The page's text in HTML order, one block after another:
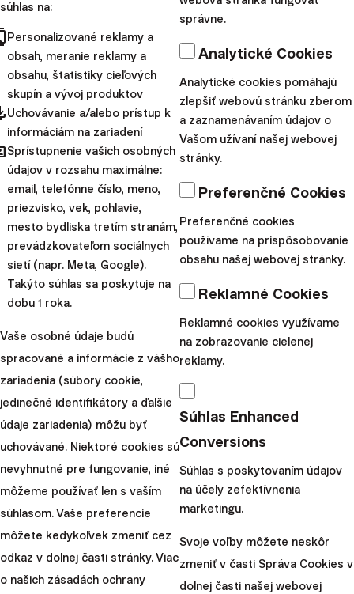
priemyselnej revolúcie a domov prvej uhoľnej
elektrárne zavedenej Thomasom Edisonom, sa stalo
prvou krajinou v G7, ktorá funguje bez uhlia.
V roku 2008 si Spojené kráľovstvo stanovilo prvé
povinné klimatické ciele, no ešte v roku 2012 generovali
britské uhoľné elektrárne takmer 40 % celkovej energie.
Minulý pondelok toto číslo kleslo na 0 %. Výpadok si
kompenzuje predovšetkým generáciou čistej energie. V
priebehu 14 rokov stúpol podiel zelenej energie zo 7 %
na viac než 50 %.
Upozornenie:Tento článok poskytuje
marketingové informácie o produktoch
spoločnosti Finax, o.c.p, a.s. S investovaním sa
minulé výnosy nie sú zárukou
budúcich výnosov.
Spoznajte riziká, ktoré
podstupujete pri investovaní.
Daňové oslobodenia sa vzťahujú výhradne na
rezidentov danej krajiny a môžu sa líšiť v
závislosti od konkrétnych daňových zákonov.
Pozrite si naše prebiehajúce aj ukončené akcie.
súhlas na:
Personalizované reklamy a
obsah, meranie reklamy a
obsahu, štatistiky cieľových
skupín a vývoj produktov
Uchovávanie a/alebo prístup k
informáciám na zariadení
Sprístupnenie vašich osobných
údajov v rozsahu maximálne:
email, telefónne číslo, meno,
priezvisko, vek, pohlavie,
mesto bydliska tretím stranám,
prevádzkovateľom sociálnych
sietí (napr. Meta, Google).
Takýto súhlas sa poskytuje na
dobu 1 roka.
Vaše osobné údaje budú
spracované a informácie z vášho
zariadenia (súbory cookie,
jedinečné identifikátory a ďalšie
údaje zariadenia) môžu byť
uchovávané. Niektoré cookies sú
nevyhnutné pre fungovanie, iné
môžeme používať len s vaším
súhlasom. Vaše preferencie
môžete kedykoľvek zmeniť cez
odkaz v dolnej časti stránky. Viac
o našich zásadách ochrany
správne.
Analytické Cookies
Analytické cookies pomáhajú
zlepšiť webovú stránku zberom
a zaznamenávaním údajov o
Vašom užívaní našej webovej
stránky.
Preferenčné Cookies
Preferenčné cookies
používame na prispôsobovanie
obsahu našej webovej stránky.
Reklamné Cookies
Reklamné cookies využívame
na zobrazovanie cielenej
reklamy.
Súhlas Enhanced
Conversions
Súhlas s poskytovaním údajov
na účely zefektívnenia
marketingu.
Svoje voľby môžete neskôr
zmeniť v časti Správa Cookies v
dolnej časti našej webovej